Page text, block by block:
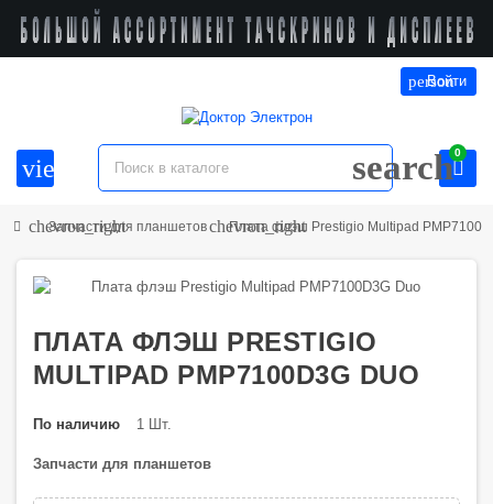
view_headline search
person
Войти
0
chevron_right
Запчасти для планшетовchevron_right
Плата флэш Prestigio Multipad
ПЛАТА ФЛЭШ PRESTIGIO
MULTIPAD PMP7100D3G DUO
По наличию 1 Шт.
Запчасти для планшетов